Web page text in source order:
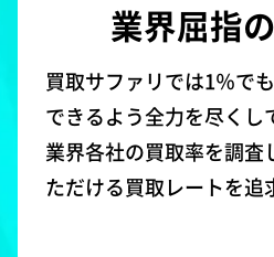
業界屈指の
買取サファリでは1％で
できるよう全力を尽くし
業界各社の買取率を調査
ただける買取レートを追